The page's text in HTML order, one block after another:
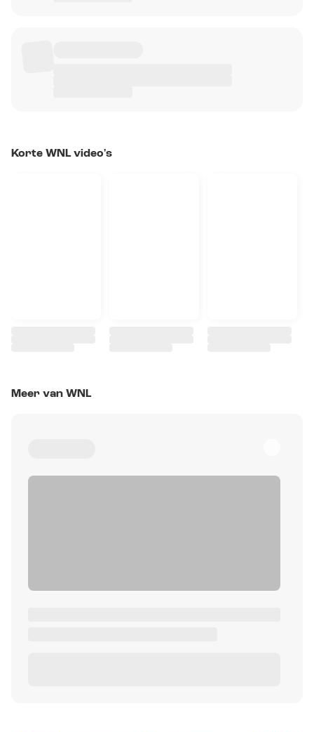
Korte WNL video's
Meer van WNL